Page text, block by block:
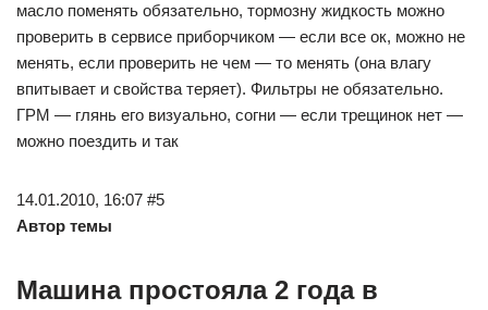
масло поменять обязательно, тормозну жидкость можно
проверить в сервисе приборчиком — если все ок, можно не
менять, если проверить не чем — то менять (она влагу
впитывает и свойства теряет). Фильтры не обязательно.
ГРМ — глянь его визуально, согни — если трещинок нет —
можно поездить и так
14.01.2010, 16:07 #5
Автор темы
Машина простояла 2 года в